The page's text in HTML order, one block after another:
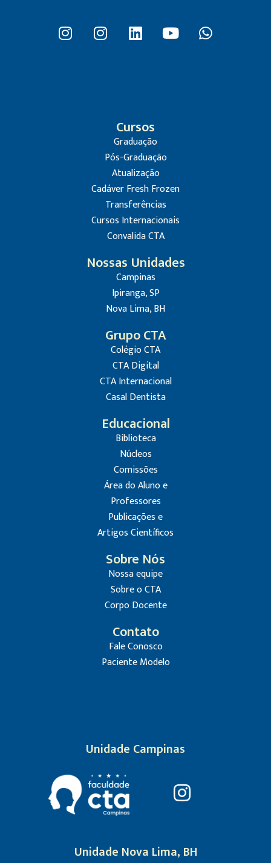
Cursos
Graduação
Pós-Graduação
Atualização
Cadáver Fresh Frozen
Transferências
Cursos Internacionais
Convalida CTA
Nossas Unidades
Campinas
Ipiranga, SP
Nova Lima, BH
Grupo CTA
Colégio CTA
CTA Digital
CTA Internacional
Casal Dentista
Educacional
Biblioteca
Núcleos
Comissões
Área do Aluno e
Professores
Publicações e
Artigos Científicos
Sobre Nós
Nossa equipe
Sobre o CTA
Corpo Docente
Contato
Fale Conosco
Paciente Modelo
Unidade Campinas
Unidade Nova Lima, BH